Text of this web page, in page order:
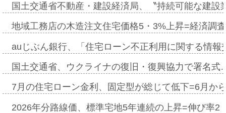
国土交通省不動産・建設経済局、〝持続可能な建
地域工務店の木造注文住宅価格5・3%上昇=経済調
auじぶん銀行、「住宅ローン不正利用に関する情
国土交通省、ウクライナの復旧・復興協力で署名
7月の住宅ローン金利、固定型が総じて低下=6月か
2026年分路線価、標準宅地5年連続の上昇=伸び率